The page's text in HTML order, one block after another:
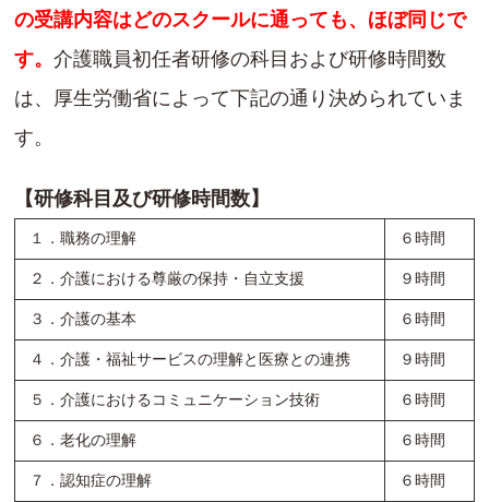
の受講内容はどのスクールに通っても、ほぼ同じで
す。 介護職員初任者研修の科目および研修時間数
は、厚生労働省によって下記の通り決められていま
す。
【研修科目及び研修時間数】
１．職務の理解 ６時間
２．介護における尊厳の保持・自立支援 ９時間
３．介護の基本 ６時間
４．介護・福祉サービスの理解と医療との連携 ９時間
５．介護におけるコミュニケーション技術 ６時間
６．老化の理解 ６時間
７．認知症の理解 ６時間